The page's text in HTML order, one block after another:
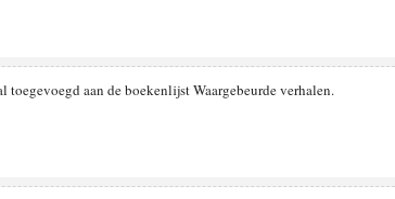
toegevoegd aan de boekenlijst Waargebeurde verhalen.